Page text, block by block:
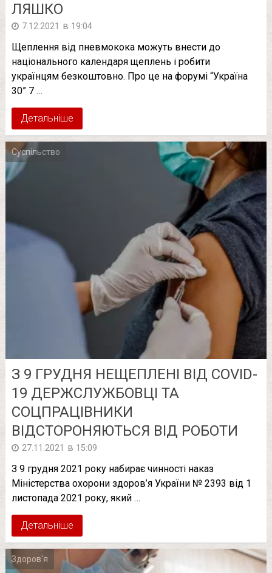
ЛЯШКО
7.12.2021 в 19:04
Щеплення від пневмокока можуть внести до
національного календаря щеплень і робити
українцям безкоштовно. Про це на форумі “Україна
30” 7 …
Детальніше
Суспільство
З 9 ГРУДНЯ НЕЩЕПЛЕНІ ВІД COVID-
19 ДЕРЖСЛУЖБОВЦІ ТА
СОЦПРАЦІВНИКИ
ВІДСТОРОНЯЮТЬСЯ ВІД РОБОТИ
27.11.2021 в 15:09
З 9 грудня 2021 року набирає чинності наказ
Міністерства охорони здоров’я України № 2393 від 1
листопада 2021 року, який …
Детальніше
Здоров'я